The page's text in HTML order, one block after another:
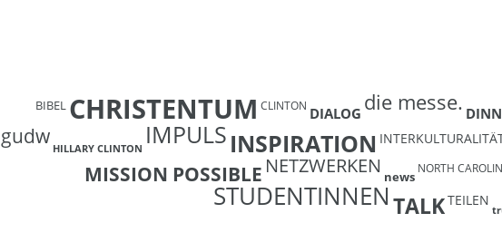
BIBEL CHRISTENTUM CLINTON DIALOG die messe.
gudw HILLARY CLINTON IMPULSINSPIRATION
MISSION POSSIBLE NETZWERKEN news
NORTH
STUDENTINNENTALKTEILEN